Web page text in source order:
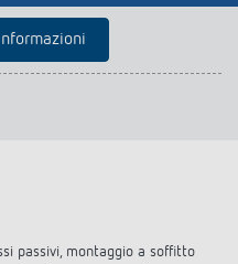
passivi, montaggio a soffitto